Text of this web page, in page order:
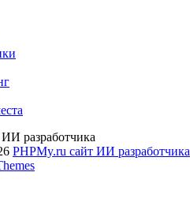
разработчика
PHPMy.ru сайт ИИ разработчика